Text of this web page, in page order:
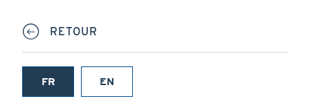
RETOUR
FR
(onglet
EN